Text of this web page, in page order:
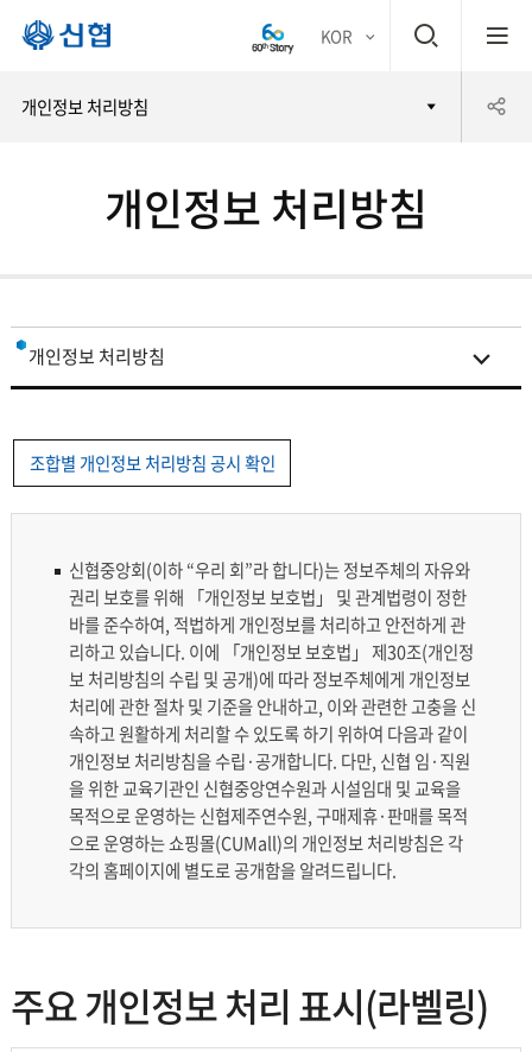
평생
어부
KOR
검
개인정보 처리방침
기
개인정보 처리방침
개인정보 처리방침
위탁현황
영상정보처리기기 운영 및 관리방법
개인위치정보 처리방침
신협 위치기반서비스 이용약관
조합별 개인정보 처리방침 공시 확인
신협중앙회(이하 “우리 회”라 합니다)는 정보주체의 자유와
권리 보호를 위해 「개인정보 보호법」 및 관계법령이 정한
바를 준수하여, 적법하게 개인정보를 처리하고 안전하게 관
리하고 있습니다. 이에 「개인정보 보호법」 제30조(개인정
보 처리방침의 수립 및 공개)에 따라 정보주체에게 개인정보
처리에 관한 절차 및 기준을 안내하고, 이와 관련한 고충을 신
속하고 원활하게 처리할 수 있도록 하기 위하여 다음과 같이
개인정보 처리방침을 수립·공개합니다. 다만, 신협 임·직원
을 위한 교육기관인 신협중앙연수원과 시설임대 및 교육을
목적으로 운영하는 신협제주연수원, 구매제휴·판매를 목적
으로 운영하는 쇼핑몰(CUMall)의 개인정보 처리방침은 각
각의 홈페이지에 별도로 공개함을 알려드립니다.
주요 개인정보 처리 표시(라벨링)